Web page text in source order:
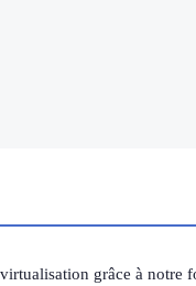
grâce à notre